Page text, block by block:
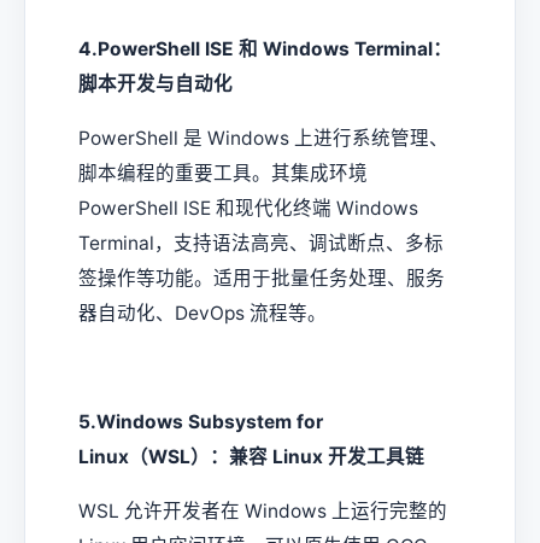
4.PowerShell ISE 和 Windows Terminal：
脚本开发与自动化
PowerShell 是 Windows 上进行系统管理、
脚本编程的重要工具。其集成环境
PowerShell ISE 和现代化终端 Windows
Terminal，支持语法高亮、调试断点、多标
签操作等功能。适用于批量任务处理、服务
器自动化、DevOps 流程等。
5.Windows Subsystem for
Linux（WSL）：兼容 Linux 开发工具链
WSL 允许开发者在 Windows 上运行完整的